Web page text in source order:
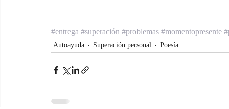
#entrega #superación #problemas #momentopresente
Autoayuda Superación personal Poesía